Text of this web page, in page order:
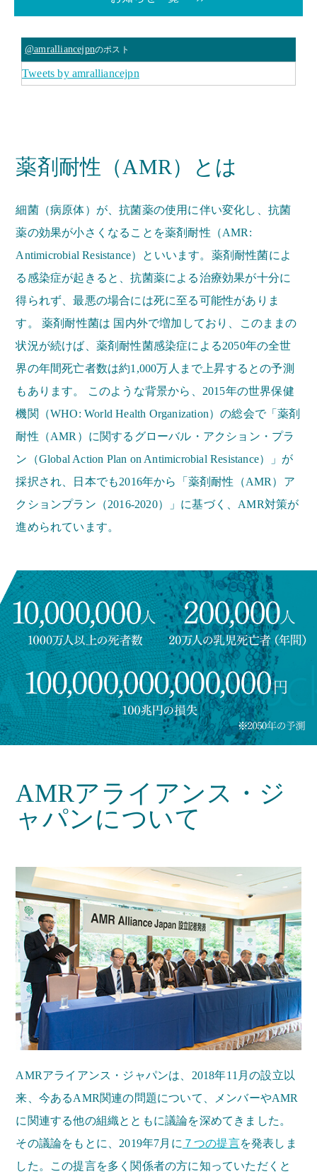
@amralliancejpnのポスト
Tweets by amralliancejpn
薬剤耐性（AMR）とは
細菌（病原体）が、抗菌薬の使用に伴い変化し、抗菌
薬の効果が小さくなることを薬剤耐性（AMR:
Antimicrobial Resistance）といいます。薬剤耐性菌によ
る感染症が起きると、抗菌薬による治療効果が十分に
得られず、最悪の場合には死に至る可能性がありま
す。 薬剤耐性菌は 国内外で増加しており、このままの
状況が続けば、薬剤耐性菌感染症による2050年の全世
界の年間死亡者数は約1,000万人まで上昇するとの予測
もあります。 このような背景から、2015年の世界保健
機関（WHO: World Health Organization）の総会で「薬剤
耐性（AMR）に関するグローバル・アクション・プラ
ン（Global Action Plan on Antimicrobial Resistance）」が
採択され、日本でも2016年から「薬剤耐性（AMR）ア
クションプラン（2016-2020）」に基づく、AMR対策が
進められています。
AMRアライアンス・ジ
ャパンについて
AMRアライアンス・ジャパンは、2018年11月の設立以
来、今あるAMR関連の問題について、メンバーやAMR
に関連する他の組織とともに議論を深めてきました。
その議論をもとに、2019年7月に ７つの提言を発表しま
した。この提言を多く関係者の方に知っていただくと